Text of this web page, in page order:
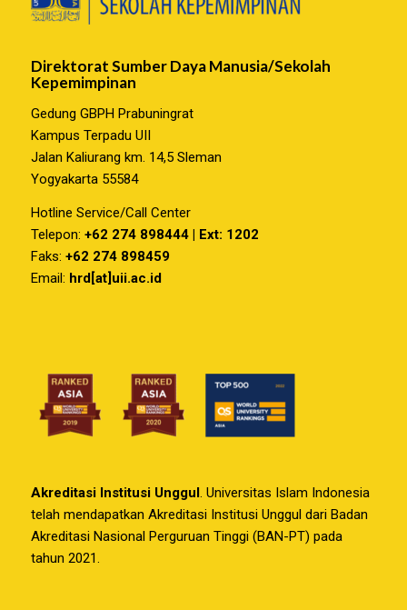
Direktorat Sumber Daya Manusia/Sekolah
Kepemimpinan
Gedung GBPH Prabuningrat
Kampus Terpadu UII
Jalan Kaliurang km. 14,5 Sleman
Yogyakarta 55584
Hotline Service/Call Center
Telepon: +62 274 898444 | Ext: 1202
Faks: +62 274 898459
Email: hrd[at]uii.ac.id
Akreditasi Institusi Unggul. Universitas Islam Indonesia
telah mendapatkan Akreditasi Institusi Unggul dari Badan
Akreditasi Nasional Perguruan Tinggi (BAN-PT) pada
tahun 2021.